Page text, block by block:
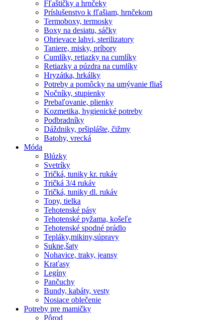
Fľaštičky a hrnčeky
Príslušenstvo k fľašiam, hrnčekom
Termoboxy, termosky
Boxy na desiatu, sáčky
Ohrievace lahvi, sterilizatory
Taniere, misky, príbory
Cumlíky, retiazky na cumlíky
Retiazky a púzdra na cumlíky
Hryzátka, hrkálky
Potreby a pomôcky na umývanie fliaš
Nočníky, stupienky
Prebaľovanie, plienky
Kozmetika, hygienické potreby
Podbradníky
Dáždniky, pršiplášte, čižmy
Batohy, vrecká
Móda
Blúzky
Svetríky
Tričká, tuniky kr. rukáv
Tričká 3/4 rukáv
Tričká, tuniky dl. rukáv
Topy, tielka
Tehotenské pásy
Tehotenské pyžama, košeľe
Tehotenské spodné prádlo
Tepláky,mikiny,súpravy
Sukne,šaty
Nohavice, traky, jeansy
Kraťasy
Legíny
Pančuchy
Bundy, kabáty, vesty
Nosiace oblečenie
Potreby pre mamičky
Pôrod